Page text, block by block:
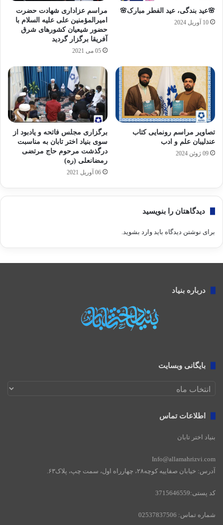
🌸عید بندگی، عید الفطر مبارک🌸
10 آوریل 2024
مراسم عزاداری شهادت حضرت
امیرالمؤمنین علی علیه السلام با
حضور شیعیان کشورهای شرق
آفریقا برگزار گردید
05 می 2021
تصاویر مراسم رونمایی کتاب
عندلیبان علم و ادب
09 ژوئن 2024
برگزاری مجلس فاتحه و یادبود از
سوی بنیاد اختر تابان به مناسبت
درگذشت مرحوم حاج مرتضی
رمضانعلی (ره)
06 آوریل 2021
دیدگاهتان را بنویسید
برای نوشتن دیدگاه باید وارد بشوید
درباره بنیاد
بایگانی وبسایت
بایگانی
اطلاعات تماس
بنیاد اختر تابان
Info@allamahrizvi.com
آدرس: خیابان صفاییه کوچه۲۸، چهار‌راه اول، سمت چپ، پلاک۶۳.
کد پستی:3715646559
شماره تماس: 02537837506